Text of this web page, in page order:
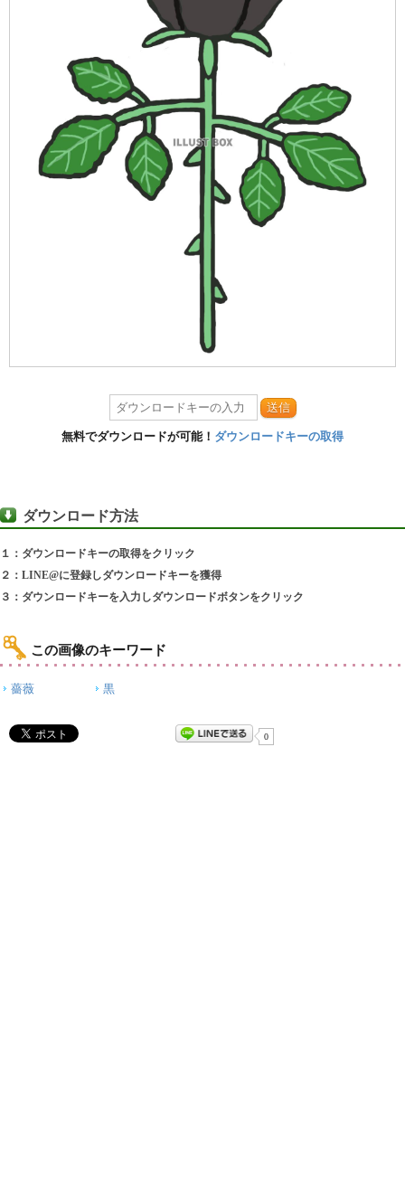
送信
無料でダウンロードが可能！ ダウンロードキーの取得
ダウンロード方法
１：ダウンロードキーの取得をクリック
２：LINE@に登録しダウンロードキーを獲得
３：ダウンロードキーを入力しダウンロードボタンをクリック
この画像のキーワード
薔薇 黒
0